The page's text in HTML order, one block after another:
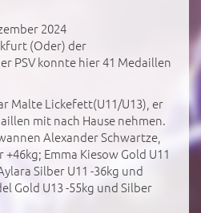
2024
(Oder) der
PSV konnte hier 41 Medaillen
Malte Lickefett(U11/U13), er
mit nach Hause nehmen.
Alexander Schwartze,
Emma Kiesow Gold U11
Silber U11 -36kg und
Gold U13 -55kg und Silber